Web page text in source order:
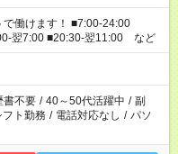
で働けます！ ■7:00-24:00
翌7:00 ■20:30-翌11:00 など
書不要 / 40～50代活躍中 / 副
フト勤務 / 電話対応なし / パソ